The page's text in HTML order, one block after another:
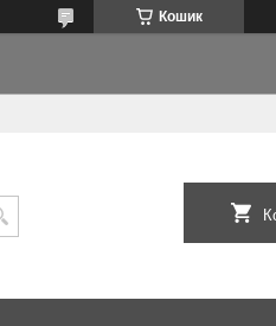
Кошик